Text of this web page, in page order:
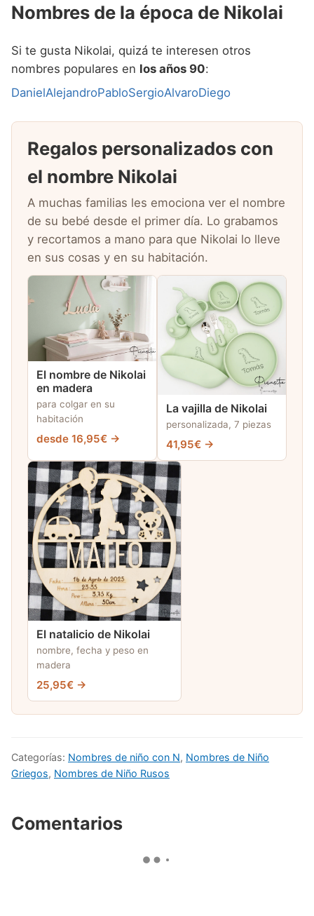
Nombres de la época de Nikolai
Si te gusta Nikolai, quizá te interesen otros
nombres populares en los años 90:
DanielAlejandroPabloSergioAlvaroDiego
Regalos personalizados con
el nombre Nikolai
A muchas familias les emociona ver el nombre
de su bebé desde el primer día. Lo grabamos
y recortamos a mano para que Nikolai lo lleve
en sus cosas y en su habitación.
El nombre de Nikolai
en madera
para colgar en su
habitación
desde 16,95€ →
La vajilla de Nikolai
personalizada, 7 piezas
41,95€ →
El natalicio de Nikolai
nombre, fecha y peso en
madera
25,95€ →
Categorías: Nombres de niño con N, Nombres de Niño
Griegos, Nombres de Niño Rusos
Comentarios